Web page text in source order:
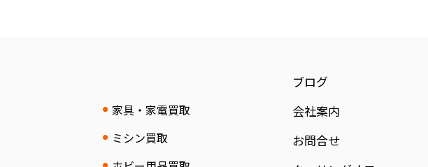
家具・家電買取
ミシン買取
ブログ
会社案内
お問合せ